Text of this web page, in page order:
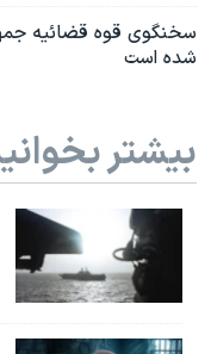
سخنگوی قوه قضائیه
شده است
بیشتر